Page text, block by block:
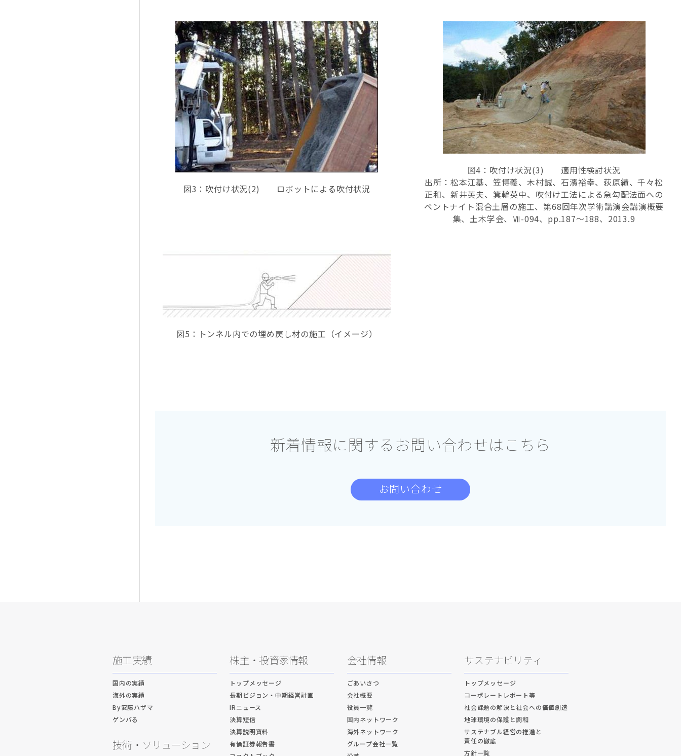
図3：吹付け状況(2) ロボットによる吹付状況
図4：吹付け状況(3) 適用性検討状況
出所：松本江基、笠博義、木村誠、石濱裕幸、荻原績、千々松
正和、新井英夫、箕輪英中、吹付け工法による急勾配法面への
ベントナイト混合土層の施工、第68回年次学術講演会講演概要
集、土木学会、Ⅶ-094、pp.187～188、2013.9
図5：トンネル内での埋め戻し材の施工（イメージ）
新着情報に関する お問い合わせはこちら
お問い合わせ
施工実績
国内の実績
海外の実績
By安藤ハザマ
ゲンバる
技術・ソリューション
株主・投資家情報
トップメッセージ
長期ビジョン・中期経営計画
IRニュース
決算短信
決算説明資料
有価証券報告書
会社情報
ごあいさつ
会社概要
役員一覧
国内ネットワーク
海外ネットワーク
グループ会社一覧
サステナビリティ
トップメッセージ
コーポレートレポート等
社会課題の解決と社会への価値創造
地球環境の保護と調和
サステナブル経営の推進と
責任の徹底
方針一覧